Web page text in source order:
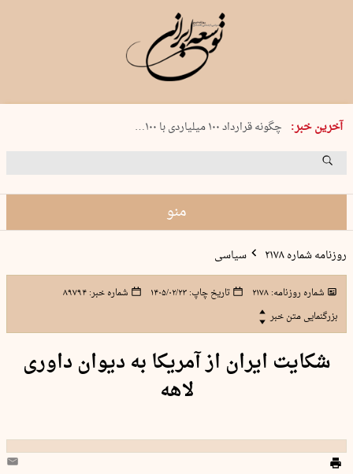
آخرین خبر:
شنبه 17 مرداد 1405 شماره 2244
چگونه قرارداد ۱۰۰ میلیاردی با ۱۰۰…
پنجره‌ای که باز نشد
منو
روزنامه شماره ۲۱۷۸ سیاسی
شماره روزنامه:۲۱۷۸ تاریخ چاپ:۱۴۰۵/۰۲/۲۳ شماره خبر:۸۹۷۹۴
بزرگنمایی متن خبر
شکایت ایران از آمریکا به دیوان داوری
لاهه